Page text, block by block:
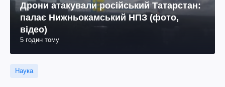
Дрони атакували російський Татарстан:
палає Нижньокамський НПЗ (фото,
відео)
5 годин тому
Наука